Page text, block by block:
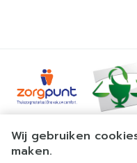
Wij gebruiken
maken.
Juridische links